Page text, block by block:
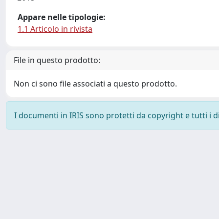
Appare nelle tipologie:
1.1 Articolo in rivista
File in questo prodotto:
Non ci sono file associati a questo prodotto.
I documenti in IRIS sono protetti da copyright e tutti i